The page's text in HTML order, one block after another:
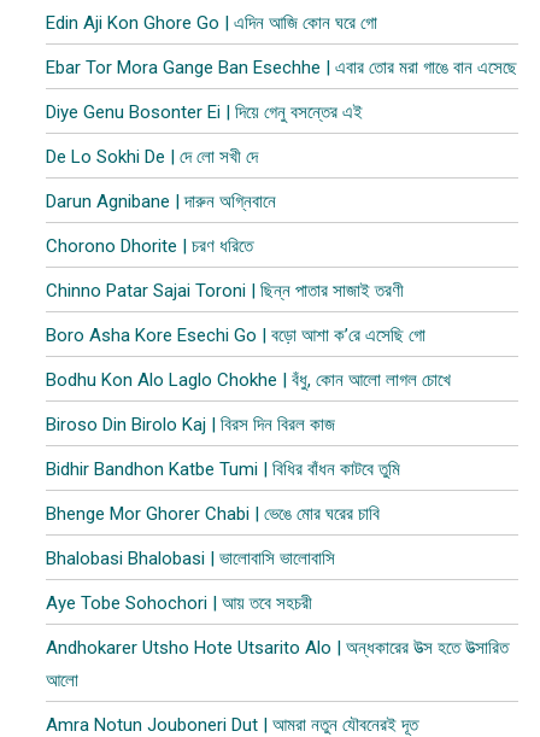
Edin Aji Kon Ghore Go | এদিন আজি কোন ঘরে গো
Ebar Tor Mora Gange Ban Esechhe | এবার তোর মরা গাঙে বান এসেছে
Diye Genu Bosonter Ei | দিয়ে গেনু বসন্তের এই
De Lo Sokhi De | দে লো সখী দে
Darun Agnibane | দারুন অগ্নিবানে
Chorono Dhorite | চরণ ধরিতে
Chinno Patar Sajai Toroni | ছিন্ন পাতার সাজাই তরণী
Boro Asha Kore Esechi Go | বড়ো আশা ক’রে এসেছি গো
Bodhu Kon Alo Laglo Chokhe | বঁধু, কোন আলো লাগল চোখে
Biroso Din Birolo Kaj | বিরস দিন বিরল কাজ
Bidhir Bandhon Katbe Tumi | বিধির বাঁধন কাটবে তুমি
Bhenge Mor Ghorer Chabi | ভেঙে মোর ঘরের চাবি
Bhalobasi Bhalobasi | ভালোবাসি ভালোবাসি
Aye Tobe Sohochori | আয় তবে সহচরী
Andhokarer Utsho Hote Utsarito Alo | অন্ধকারের উত্স হতে উত্সারিত
আলো
Amra Notun Jouboneri Dut | আমরা নতুন যৌবনেরই দূত